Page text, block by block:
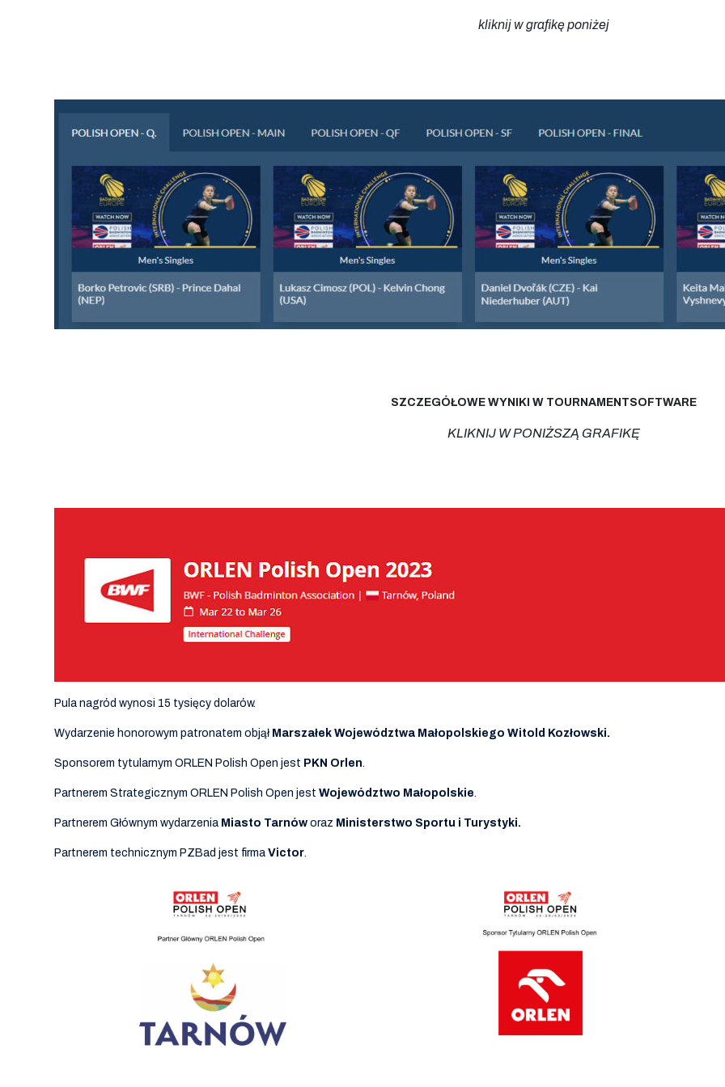
kliknij w grafikę poniżej
SZCZEGÓŁOWE WYNIKI W TOURNAMENTSOFTWARE
KLIKNIJ W PONIŻSZĄ GRAFIKĘ
Pula nagród wynosi 15 tysięcy dolarów.
Wydarzenie honorowym patronatem objął Marszałek Województwa Małopolskiego Witold Kozłowski.
Sponsorem tytularnym ORLEN Polish Open jest PKN Orlen.
Partnerem Strategicznym ORLEN Polish Open jest Województwo Małopolskie.
Partnerem Głównym wydarzenia Miasto Tarnów oraz Ministerstwo Sportu i Turystyki.
Partnerem technicznym PZBad jest firma Victor.